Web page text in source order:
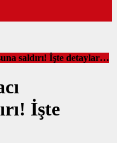
saldırı! İşte detaylar…
İşte